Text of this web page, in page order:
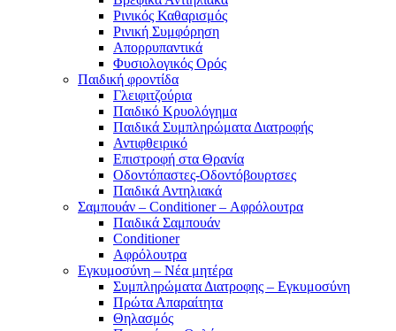
Ρινικός Καθαρισμός
Ρινική Συμφόρηση
Απορρυπαντικά
Φυσιολογικός Ορός
Παιδική φροντίδα
Γλειφιτζούρια
Παιδικό Κρυολόγημα
Παιδικά Συμπληρώματα Διατροφής
Αντιφθειρικό
Επιστροφή στα Θρανία
Οδοντόπαστες-Οδοντόβουρτσες
Παιδικά Αντηλιακά
Σαμπουάν – Conditioner – Αφρόλουτρα
Παιδικά Σαμπουάν
Conditioner
Αφρόλουτρα
Εγκυμοσύνη – Νέα μητέρα
Συμπληρώματα Διατροφης – Εγκυμοσύνη
Πρώτα Απαραίτητα
Θηλασμός